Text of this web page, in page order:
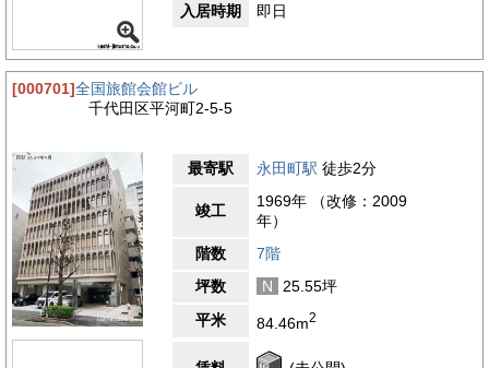
入居時期
即日
[000701]全国旅館会館ビル
千代田区平河町2-5-5
最寄駅 永田町駅 徒歩2分
竣工
1969年 （改修：2009
年）
階数
7階
坪数
N
25.55坪
平米
84.46m2